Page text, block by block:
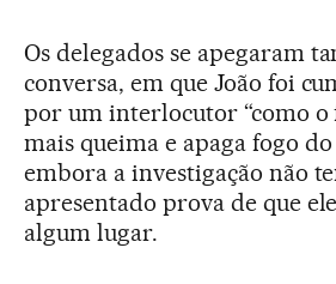
Os delegados se apegaram
conversa, em que João foi
por um interlocutor “como o
mais queima e apaga fogo do
embora a investigação não
apresentado prova de que
algum lugar.